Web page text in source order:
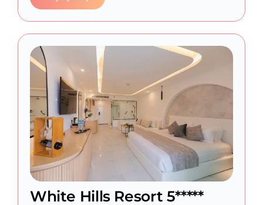
White Hills Resort 5*****